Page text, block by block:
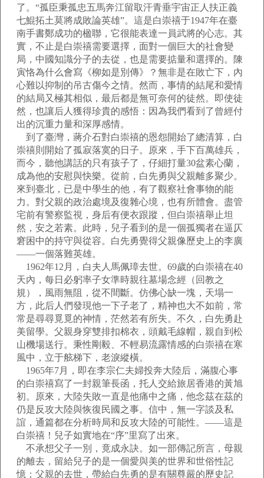
了。“孤臣秉孤忠五馬奔江留取汗青垂宇宙正人扶正義
七鯤拓土莫將成敗論英雄”。這是白崇禧于1947年在臺
南手書鄭成功的楹聯，它很能表達一員武將的心志。其
實，不止是白崇禧需要選擇，面對一個巨大的社會變
局，中國知識分子的去從，也是需要掂量和選擇的。陳
寅恪為什么會寫《柳如是別傳》？無非是在敗亡下，內
心難以抑制的吊古傷今之情。然而，事情的結尾和愛情
的結局又極其相似，最后都是無可奈何的徒然。即使徒
然，也讓后人獲得珍貴的感悟：因為我們看到了曾經付
出的沉重力量和深厚感情。
到了臺灣，蔣介石對白崇禧的恩怨開始了總清算，白
崇禧則開始了孤寂落寞的日子。原來，手下百萬雄兵，
而今，聽他講話的只有孩子了，仔細打量30盆素心蘭，
成為他的安慰與快樂。從前，白先勇與父親離多聚少。
來到臺北，已是中學生的他，有了觀察社會事物的能
力。對父親的政治處境及復雜心境，也有所體會。盡管
宅前有警察監視，身后有便衣跟蹤，但白崇禧舉止坦
然，安之若素。此時，兒子看到的是一個孤獨者在逼仄
窘困中的持守與從容。白先勇覺得父親像歷史上的李廣
——一個落難英雄。
1962年12月，白夫人馬佩璋去世。69歲的白崇禧在40
天內，每日必躬率子女準時親往墓場念經（回教之
規），風雨無阻，從不間斷。仿佛心缺一塊，天塌一
方，此后人們發現他一下子老了，精神也大不如前，常
常是尋尋覓覓的神情，茫然若有所失。不久，白先勇赴
美留學。父親身穿雙排扣棉衣，頭戴毛線帽，親自到松
山機場送行。秉性剛毅、不輕易流露情感的白崇禧在寒
風中，立于舷梯下，老淚縱橫。
1965年7月，即在李宗仁夫婦投奔大陸后，滿腹心事
的白崇禧寫了一封親筆長函，托人交給旅居香港的黃旭
初。原來，大陸失敗一直是他痛中之痛，他念茲在茲的
仍是反攻大陸與恢復民國之事。信中，無一字談及私
誼，通篇都在分析時局和反攻大陸的可能性。——這是
白崇禧！兒子如實地在“序”里寫了出來。
不承想父子一別，竟成永訣。如一部傳記所言，母親
的離去，留給兒子的是一個愛與美的世界和世俗性記
憶；父親的去世，帶給白先勇的是有關尊嚴的歷史記